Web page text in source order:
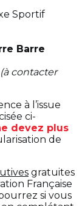
Sportif
Barre
(à contacter
à l’issue
ci-
devez plus
de
gratuites
Française
si vous